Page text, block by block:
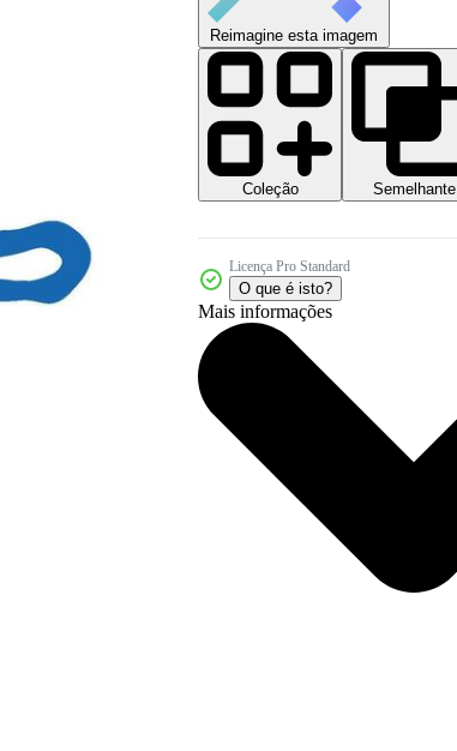
Reimagine esta imagem
Coleção
Semelhante
Licença Pro Standard
O que é isto?
Mais informações